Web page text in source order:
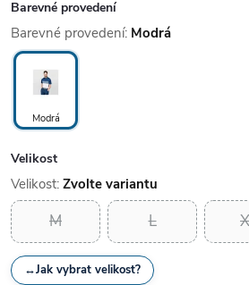
Barevné provedení
Barevné provedení: Modrá
Modrá
Velikost
Velikost: Zvolte variantu
M L
↔Jak vybrat velikost?